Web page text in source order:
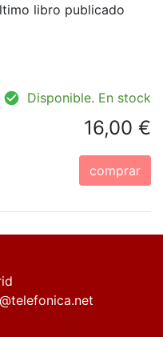
libro publicado
Disponible. En stock
16,00 €
comprar